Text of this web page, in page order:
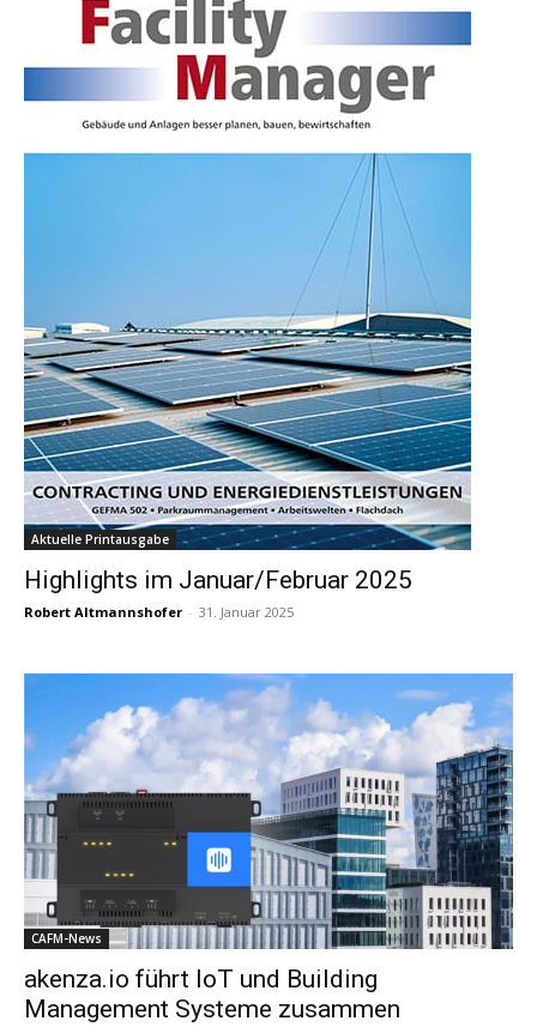
Aktuelle Printausgabe
Highlights im Januar/Februar 2025
Robert Altmannshofer - 31. Januar 2025
CAFM-News
akenza.io führt IoT und Building
Management Systeme zusammen